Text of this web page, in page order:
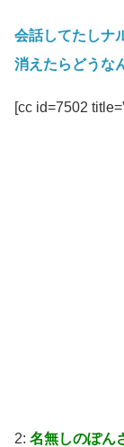
会話してたしナ
消えたらどうな
[cc id=7502
2: 名無しのぽん